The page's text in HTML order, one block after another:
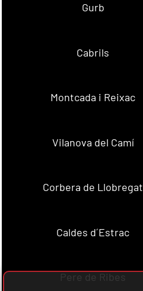
Gurb
Cabrils
Montcada i Reixac
Vilanova del Camí
Corbera de Llobregat
Caldes d´Estrac
Pere de Ribes